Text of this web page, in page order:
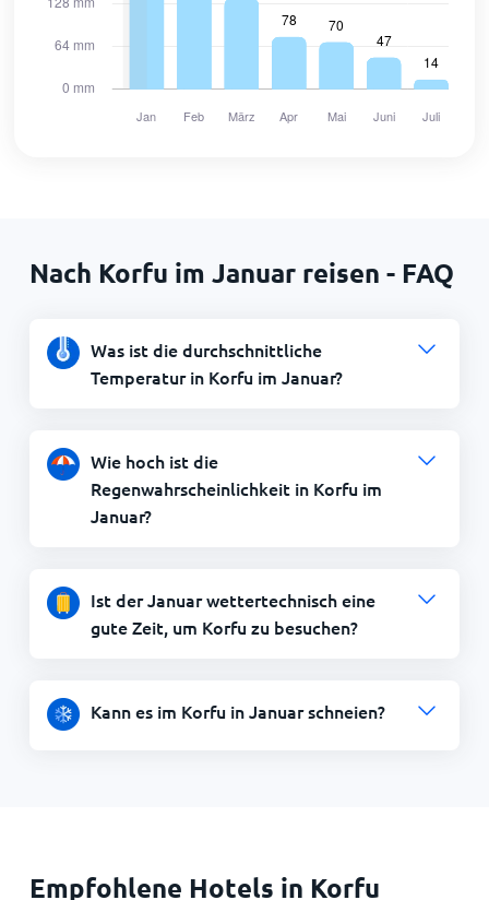
Nach Korfu im Januar reisen - FAQ
Was ist die durchschnittliche
Temperatur in Korfu im Januar?
Wie hoch ist die
Regenwahrscheinlichkeit in Korfu im
Januar?
Ist der Januar wettertechnisch eine
gute Zeit, um Korfu zu besuchen?
Kann es im Korfu in Januar schneien?
Empfohlene Hotels in Korfu